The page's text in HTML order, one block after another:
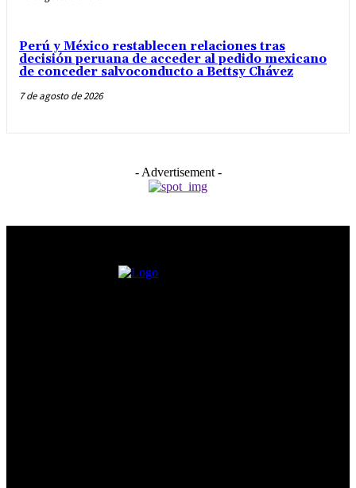
Perú y México restablecen relaciones tras
decisión peruana de acceder al pedido mexicano
de conceder salvoconducto a Bettsy Chávez
7 de agosto de 2026
- Advertisement -